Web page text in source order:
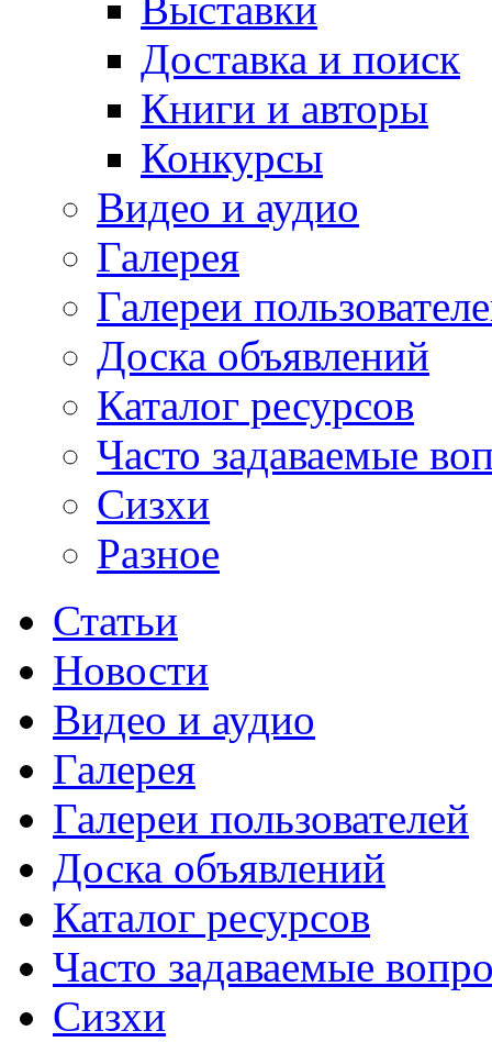
Доставка и поиск
Книги и авторы
Конкурсы
Видео и аудио
Галерея
Галереи
Доска объявлений
Каталог ресурсов
Часто задаваемые
Сизхи
Разное
Статьи
Новости
Видео и аудио
Галерея
Галереи пользователей
Доска объявлений
Каталог ресурсов
Часто задаваемые
Сизхи